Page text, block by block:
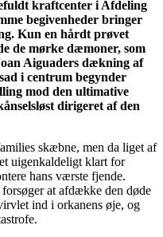
kraftcenter i Afdeling
begivenheder bringer
Kun en hårdt prøvet
de mørke dæmoner, som
Aiguaders dækning af
i centrum begynder
mod den ultimative
dirigeret af den
skæbne, men da liget af
uigenkaldeligt klart for
hans værste fjende.
at afdække den døde
ind i orkanens øje, og